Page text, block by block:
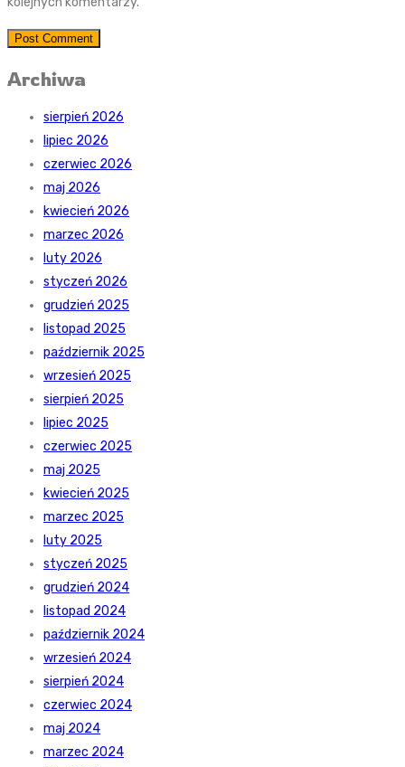
Post Comment
Archiwa
sierpień 2026
lipiec 2026
czerwiec 2026
maj 2026
kwiecień 2026
marzec 2026
luty 2026
styczeń 2026
grudzień 2025
listopad 2025
październik 2025
wrzesień 2025
sierpień 2025
lipiec 2025
czerwiec 2025
maj 2025
kwiecień 2025
marzec 2025
luty 2025
styczeń 2025
grudzień 2024
listopad 2024
październik 2024
wrzesień 2024
sierpień 2024
czerwiec 2024
maj 2024
marzec 2024